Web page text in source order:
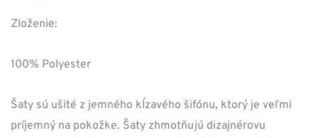
Zloženie:
100% Polyester
Šaty sú ušité z jemného kĺzavého šifónu, ktorý je veľmi
príjemný na pokožke. Šaty zhmotňujú dizajnérovu